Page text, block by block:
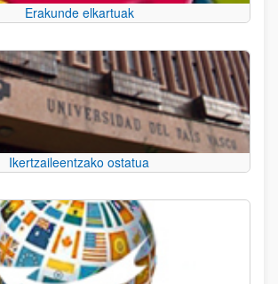
Erakunde elkartuak
Ikertzaileentzako ostatua